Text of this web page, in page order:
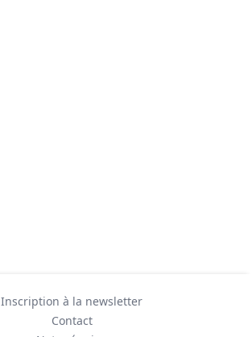
Inscription à la newsletter
Contact